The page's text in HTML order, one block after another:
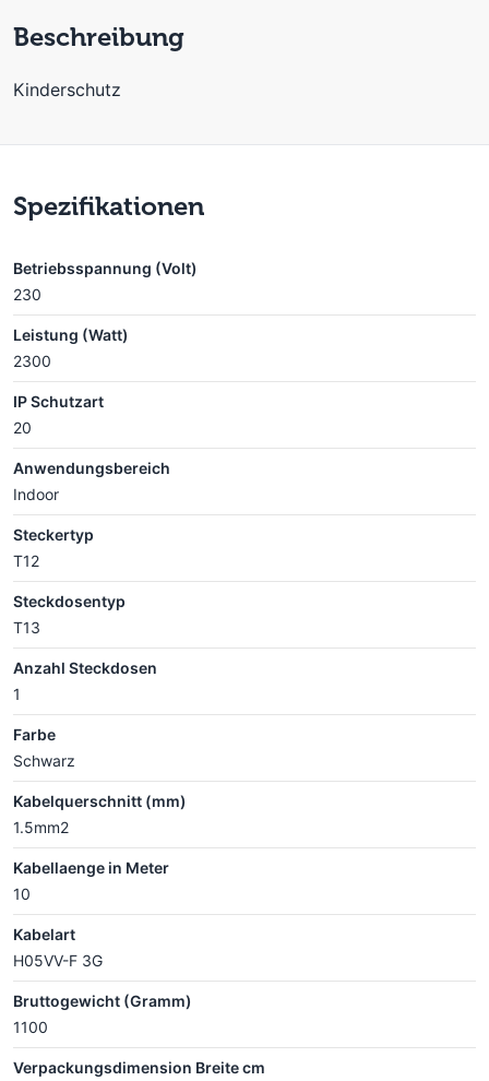
Beschreibung
Kinderschutz
Spezifikationen
Betriebsspannung (Volt)
230
Leistung (Watt)
2300
IP Schutzart
20
Anwendungsbereich
Indoor
Steckertyp
T12
Steckdosentyp
T13
Anzahl Steckdosen
1
Farbe
Schwarz
Kabelquerschnitt (mm)
1.5mm2
Kabellaenge in Meter
10
Kabelart
H05VV-F 3G
Bruttogewicht (Gramm)
1100
Verpackungsdimension Breite cm